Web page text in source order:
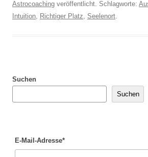
Astrocoaching veröffentlicht. Schlagworte:
Intuition, Richtiger Platz, Seelenort.
Suchen
Suchen
E-Mail-Adresse*